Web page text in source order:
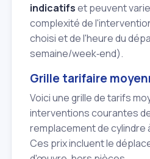
indicatifset peuvent
complexité de
choisi et de l'heure du
semaine/week‑end).
Grille tarifaire
Voici une grille de tarifs
interventions courantes
remplacement de cylindre
Ces prix incluent le